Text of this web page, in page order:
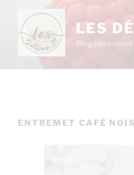
LES
Blog personnel
ENTREMET CAFÉ